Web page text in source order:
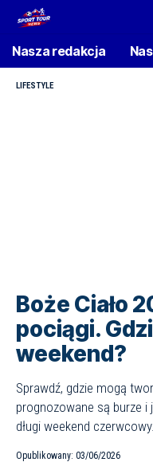
Nasza redakcja
LIFESTYLE
Boże Ciało
pociągi.
weekend?
Sprawdź, gdzie mogą
prognozowane są burze
długi weekend czerwcowy.
Opublikowany: 03/06/2026